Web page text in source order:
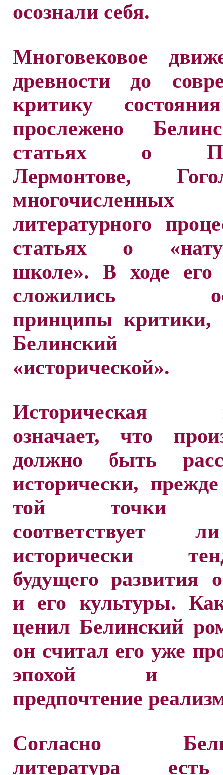
осознали себя.
Многовековое
древности до
критику
прослежено
статьях о
Лермонтове,
многочисленных
литературного
статьях о
школе». В ходе его
сложились
принципы критики,
Белинский
«исторической».
Историческая
означает, что
должно быть
исторически,
той точки
соответствует
исторически
будущего развития
и его культуры.
ценил Белинский
он считал его уже
эпохой и
предпочтение
Согласно
литература